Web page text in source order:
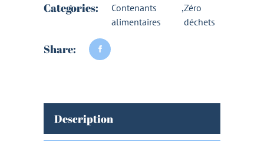
Categories:
Contenants
alimentaires
,Zéro
déchets
Share:
Description